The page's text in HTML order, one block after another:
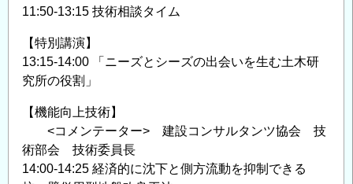
11:50-13:15 技術相談タイム
【特別講演】
13:15-14:00 「ニーズとシーズの出会いを生む土木研
究所の役割」
【機能向上技術】
<コメンテーター> 建設コンサルタンツ協会 技
術部会 技術委員長
14:00-14:25 経済的に沈下と側方流動を抑制できる